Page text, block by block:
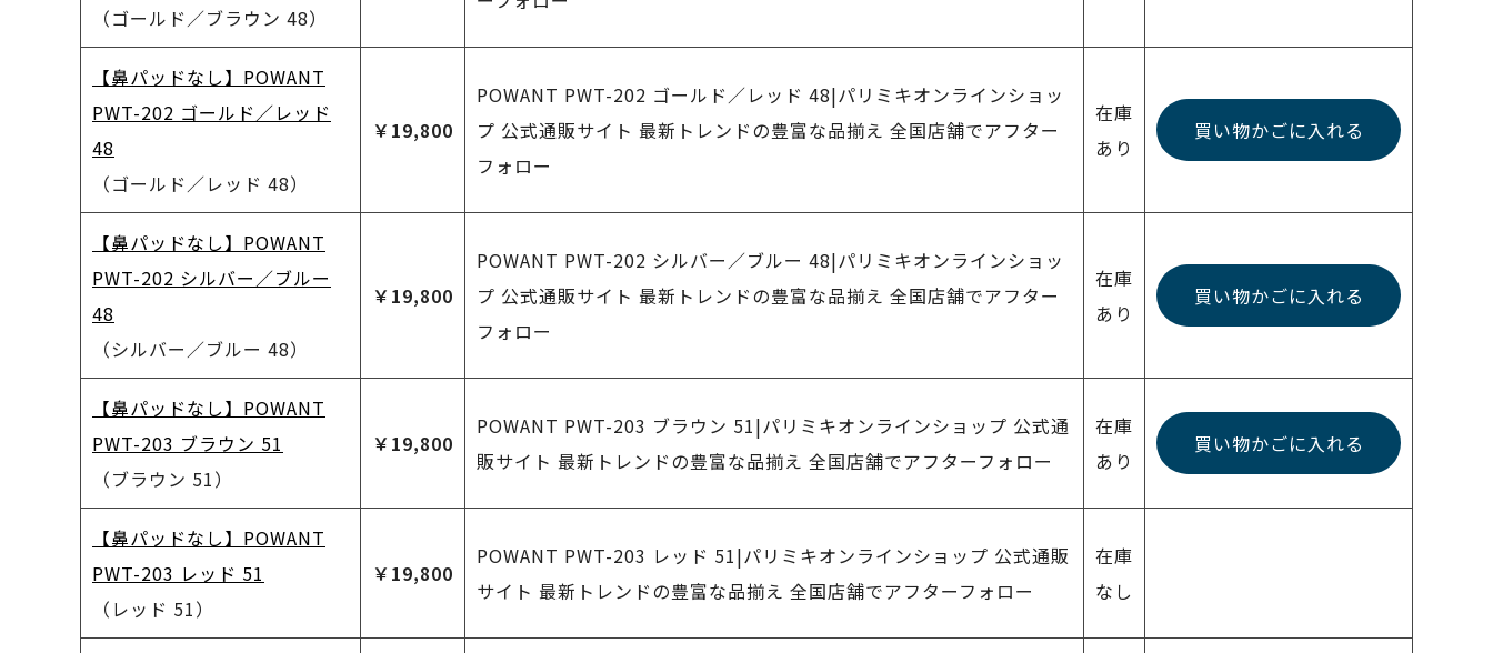
（ゴールド／ブラウン 48）
【鼻パッドなし】POWANT
PWT-202 ゴールド／レッド
48
（ゴールド／レッド 48）
￥19,800
POWANT PWT-202 ゴールド／レッド 48|パリミキオンラインショッ
プ 公式通販サイト 最新トレンドの豊富な品揃え 全国店舗でアフター
フォロー
在庫
あり
買い物かごに入れる
【鼻パッドなし】POWANT
PWT-202 シルバー／ブルー
48
（シルバー／ブルー 48）
￥19,800
POWANT PWT-202 シルバー／ブルー 48|パリミキオンラインショッ
プ 公式通販サイト 最新トレンドの豊富な品揃え 全国店舗でアフター
フォロー
在庫
あり
買い物かごに入れる
【鼻パッドなし】POWANT
PWT-203 ブラウン 51
（ブラウン 51）
￥19,800
POWANT PWT-203 ブラウン 51|パリミキオンラインショップ 公式通
販サイト 最新トレンドの豊富な品揃え 全国店舗でアフターフォロー
在庫
あり
買い物かごに入れる
【鼻パッドなし】POWANT
PWT-203 レッド 51
（レッド 51）
￥19,800
POWANT PWT-203 レッド 51|パリミキオンラインショップ 公式通販
サイト 最新トレンドの豊富な品揃え 全国店舗でアフターフォロー
在庫
なし